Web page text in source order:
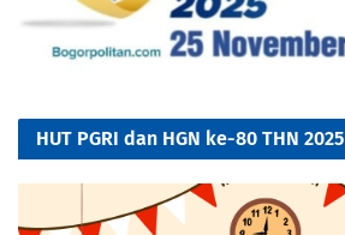
HUT PGRI dan HGN ke-80 THN 2025